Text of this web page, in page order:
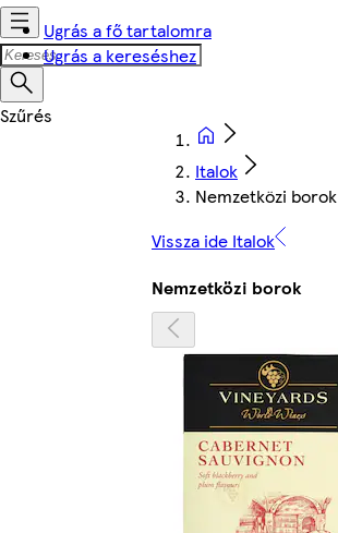
Ugrás a fő tartalomra
Ugrás a kereséshez
Italok
Nemzetközi borok
Vissza ide Italok
Nemzetközi borok